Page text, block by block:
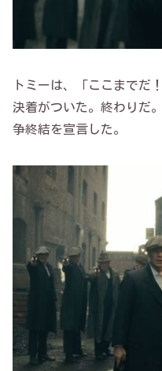
トミーは、「ここまでだ
決着がついた。終わりだ
争終結を宣言した。